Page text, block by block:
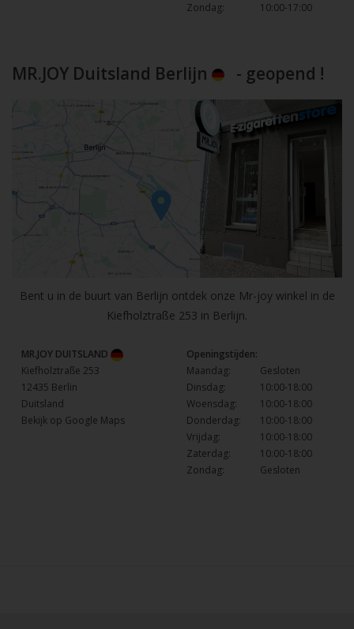
Zondag:
10:00-17:00
MR.JOY Duitsland Berlijn - geopend !
Bent u in de buurt van Berlijn ontdek onze Mr-joy winkel in de
Kiefholztraße 253 in Berlijn.
MR.JOY DUITSLAND
Kiefholztraße 253
12435 Berlin
Duitsland
Bekijk op Google Maps
Openingstijden:
Maandag:
Gesloten
Dinsdag:
10:00-18:00
Woensdag:
10:00-18:00
Donderdag:
10:00-18:00
Vrijdag:
10:00-18:00
Zaterdag:
10:00-18:00
Zondag:
Gesloten